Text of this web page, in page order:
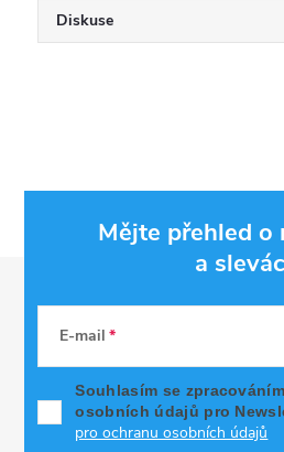
Diskuse
Mějte přehled o
a
E-mail
Souhlasím se
osobních údajů pro
pro ochranu osobních údajů